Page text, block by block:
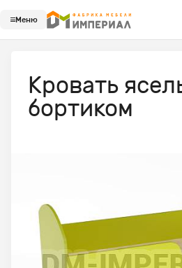
Меню
Кровать
бортиком